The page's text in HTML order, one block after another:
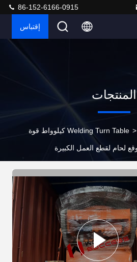
86-152-6166-0915
إقتباس
المنتجات
Welding Turn Table > 4 كيلوواط قوة